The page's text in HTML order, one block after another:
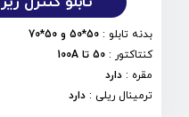
بدنه تابلو : 50*50 و 50*70
کنتاکتور : 50 تا 100A
مقره : دارد
ترمینال ریلی : دارد